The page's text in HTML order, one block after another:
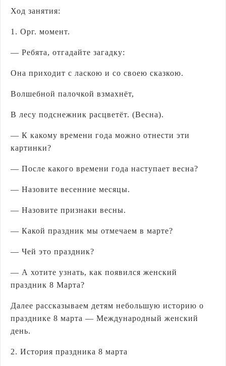
Ход занятия:
1. Орг. момент.
— Ребята, отгадайте загадку:
Она приходит с ласкою и со своею сказкою.
Волшебной палочкой взмахнёт,
В лесу подснежник расцветёт. (Весна).
— К какому времени года можно отнести эти
картинки?
— После какого времени года наступает весна?
— Назовите весенние месяцы.
— Назовите признаки весны.
— Какой праздник мы отмечаем в марте?
— Чей это праздник?
— А хотите узнать, как появился женский
праздник 8 Марта?
Далее рассказываем детям небольшую историю о
празднике 8 марта — Международный женский
день.
2. История праздника 8 марта